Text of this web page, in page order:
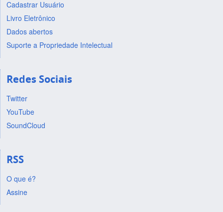
Cadastrar Usuário
Livro Eletrônico
Dados abertos
Suporte a Propriedade Intelectual
Redes Sociais
Twitter
YouTube
SoundCloud
RSS
O que é?
Assine